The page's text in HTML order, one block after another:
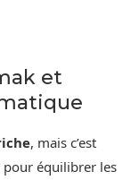
et
, mais c’est
pour équilibrer les